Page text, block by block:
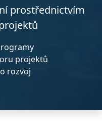
prostřednictvím
projektů
rozvoj